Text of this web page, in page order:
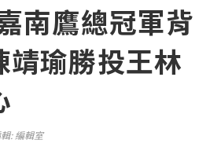
南鷹總冠軍背
瑜勝投王林
:編輯室